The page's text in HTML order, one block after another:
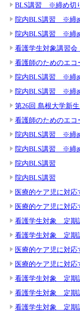
BLS講習 ※締め切
院内BLS講習 ※締
院内BLS講習 ※締
看護学生対象講習会
看護師のためのエコ
院内BLS講習 ※締
院内BLS講習 ※締
第26回 島根大学新
看護師のためのエコ
院内BLS講習 ※締
院内BLS講習 ※締
院内BLS講習
院内BLS講習
医療的ケア児に対応
医療的ケア児に対応
看護学生対象 定期
看護学生対象 定期
医療的ケア児に対応
医療的ケア児に対応
看護学生対象 定期
看護学生対象 定期
看護学生対象 定期